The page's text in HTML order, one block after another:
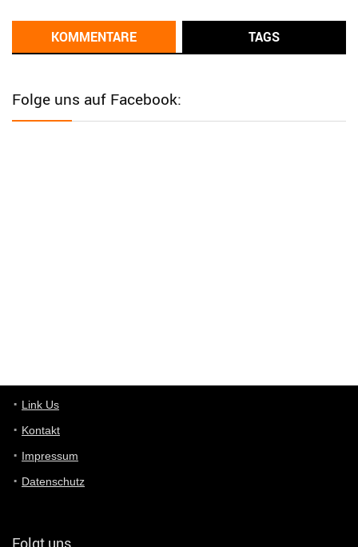
Günni
User11493041 8/31/20227:10
Günni
KOMMENTARE TAGS
Folge uns auf Facebook:
Link Us
Kontakt
Impressum
Datenschutz
Folgt uns…